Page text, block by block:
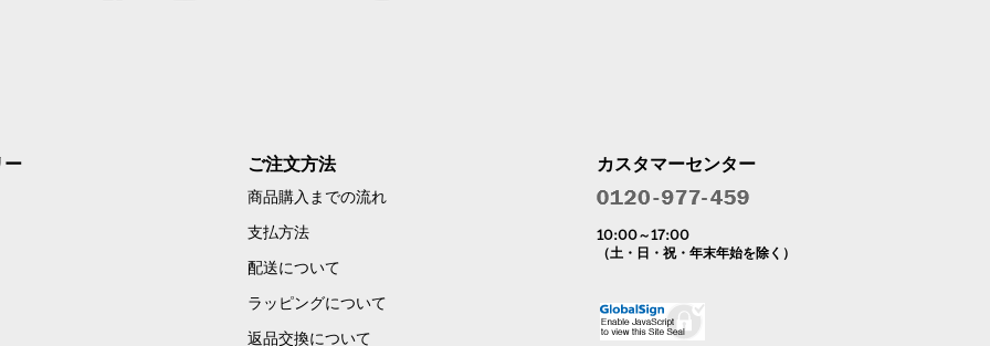
ー ご注文方法
商品購入までの流れ
支払方法
配送について
ラッピングについて
返品交換について
カスタマーセンター
10:00～17:00
（土・日・祝・年末年始を除く）